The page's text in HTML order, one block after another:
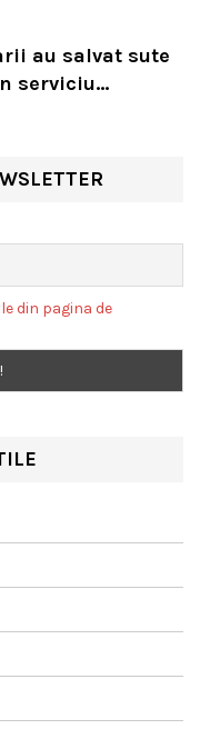
au salvat sute
serviciu
din pagina de